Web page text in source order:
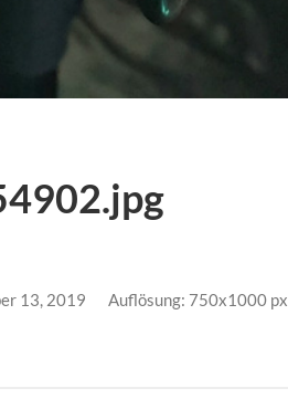
13, 2019 Auflösung: 750x1000 px